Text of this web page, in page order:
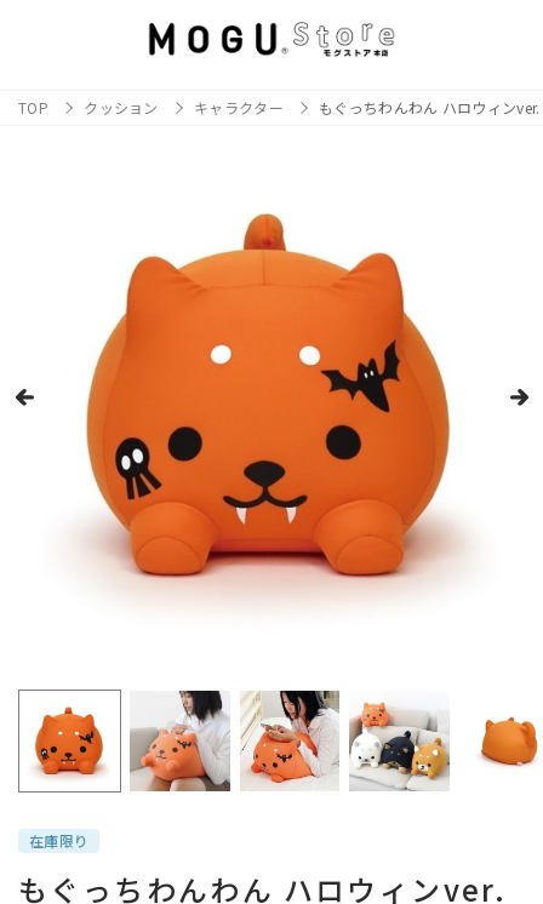
TOP クッション キャラクター もぐっちわんわん ハロウィンver.
在庫限り
もぐっちわんわん ハロウィンver.